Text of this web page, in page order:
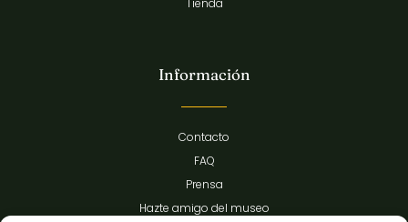
Información
Contacto
FAQ
Prensa
Hazte amigo del museo